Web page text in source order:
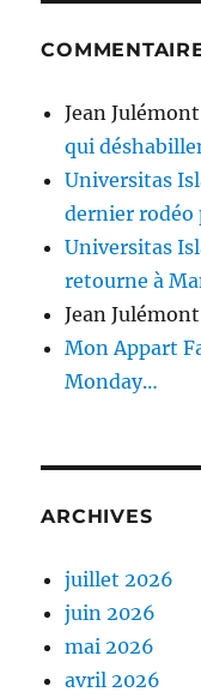
Jean Julémont
qui
Universitas
dernier rodéo
Universitas
retourne à
Jean Julémont
Mon Appart
Monday…
ARCHIVES
juillet 2026
juin 2026
mai 2026
avril 2026